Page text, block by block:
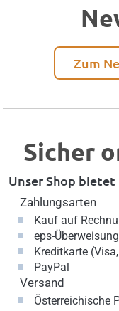
Zum
Sicher
Unser Shop bietet
Zahlungsarten
Kauf auf
eps-Überweisung
Kreditkarte
PayPal
Versand
Österreichische